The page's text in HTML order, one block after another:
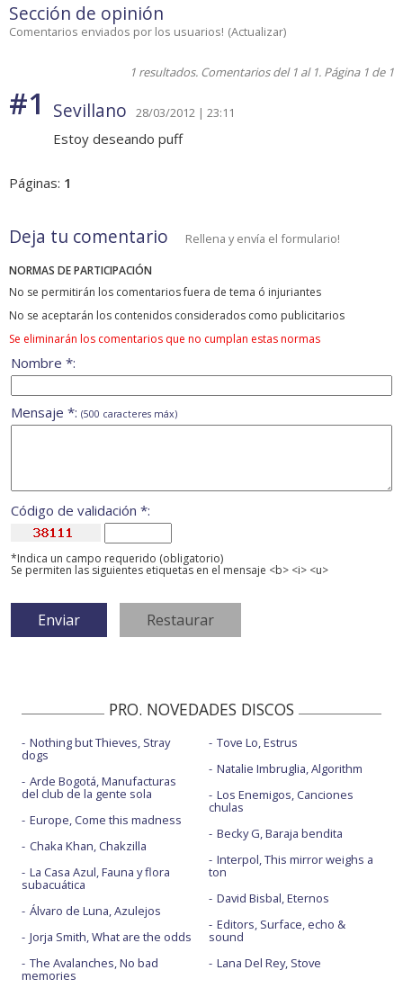
Sección de opinión
Comentarios enviados por los usuarios! (Actualizar)
1 resultados. Comentarios del 1 al 1. Página 1 de 1
#1 Sevillano 28/03/2012 | 23:11
Estoy deseando puff
Páginas: 1
Deja tu comentario Rellena y envía el formulario!
NORMAS DE PARTICIPACIÓN
No se permitirán los comentarios fuera de tema ó injuriantes
No se aceptarán los contenidos considerados como publicitarios
Se eliminarán los comentarios que no cumplan estas normas
Nombre *:
Mensaje *: (500 caracteres máx)
Código de validación *:
*Indica un campo requerido (obligatorio)
Se permiten las siguientes etiquetas en el mensaje <b> <i> <u>
PRO. NOVEDADES DISCOS
Nothing but Thieves, Stray
dogs
Arde Bogotá, Manufacturas
del club de la gente sola
Europe, Come this madness
Chaka Khan, Chakzilla
La Casa Azul, Fauna y flora
subacuática
Álvaro de Luna, Azulejos
Jorja Smith, What are the odds
The Avalanches, No bad
memories
Tove Lo, Estrus
Natalie Imbruglia, Algorithm
Los Enemigos, Canciones
chulas
Becky G, Baraja bendita
Interpol, This mirror weighs a
ton
David Bisbal, Eternos
Editors, Surface, echo &
sound
Lana Del Rey, Stove